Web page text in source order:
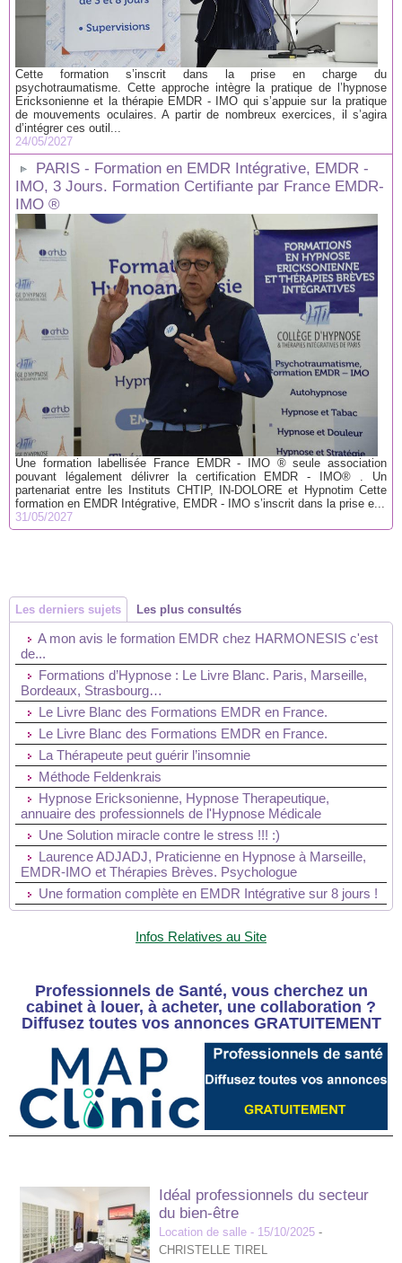
Cette formation s’inscrit dans la prise en charge du
psychotraumatisme. Cette approche intègre la pratique de l’hypnose
Ericksonienne et la thérapie EMDR - IMO qui s’appuie sur la pratique
de mouvements oculaires. A partir de nombreux exercices, il s’agira
d’intégrer ces outil...
24/05/2027
PARIS - Formation en EMDR Intégrative, EMDR -
IMO, 3 Jours. Formation Certifiante par France EMDR-
IMO ®
Une formation labellisée France EMDR - IMO ® seule association
pouvant légalement délivrer la certification EMDR - IMO® . Un
partenariat entre les Instituts CHTIP, IN-DOLORE et Hypnotim Cette
formation en EMDR Intégrative, EMDR - IMO s’inscrit dans la prise e...
31/05/2027
Les derniers sujets Les plus consultés
A mon avis le formation EMDR chez HARMONESIS c'est
de...
Formations d’Hypnose : Le Livre Blanc. Paris, Marseille,
Bordeaux, Strasbourg…
Le Livre Blanc des Formations EMDR en France.
Le Livre Blanc des Formations EMDR en France.
La Thérapeute peut guérir l’insomnie
Méthode Feldenkrais
Hypnose Ericksonienne, Hypnose Therapeutique,
annuaire des professionnels de l'Hypnose Médicale
Une Solution miracle contre le stress !!! :)
Laurence ADJADJ, Praticienne en Hypnose à Marseille,
EMDR-IMO et Thérapies Brèves. Psychologue
Une formation complète en EMDR Intégrative sur 8 jours !
Infos Relatives au Site
Professionnels de Santé, vous cherchez un
cabinet à louer, à acheter, une collaboration ?
Diffusez toutes vos annonces GRATUITEMENT
Idéal professionnels du secteur
du bien-être
Location de salle - 15/10/2025 -
CHRISTELLE TIREL